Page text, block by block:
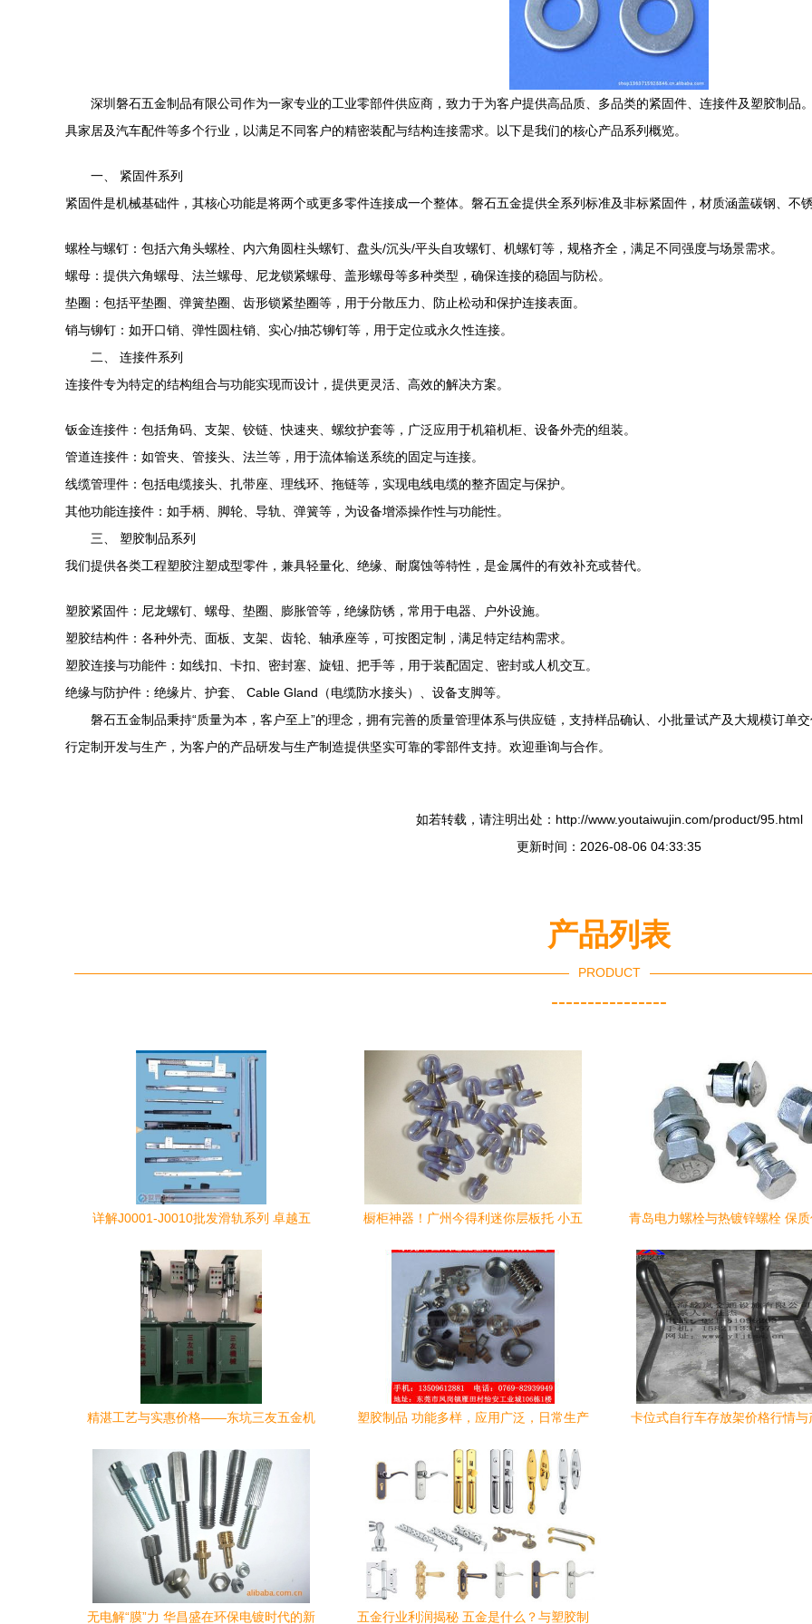
深圳磐石五金制品有限公司作为一家专业的工业零部件供应商，致力于为客户提供高品质、多品类的紧固件、连接件及塑胶制品
具家居及汽车配件等多个行业，以满足不同客户的精密装配与结构连接需求。以下是我们的核心产品系列概览。
一、 紧固件系列
紧固件是机械基础件，其核心功能是将两个或更多零件连接成一个整体。磐石五金提供全系列标准及非标紧固件，材质涵盖碳钢、不
螺栓与螺钉：包括六角头螺栓、内六角圆柱头螺钉、盘头/沉头/平头自攻螺钉、机螺钉等，规格齐全，满足不同强度与场景需求。
螺母：提供六角螺母、法兰螺母、尼龙锁紧螺母、盖形螺母等多种类型，确保连接的稳固与防松。
垫圈：包括平垫圈、弹簧垫圈、齿形锁紧垫圈等，用于分散压力、防止松动和保护连接表面。
销与铆钉：如开口销、弹性圆柱销、实心/抽芯铆钉等，用于定位或永久性连接。
二、 连接件系列
连接件专为特定的结构组合与功能实现而设计，提供更灵活、高效的解决方案。
钣金连接件：包括角码、支架、铰链、快速夹、螺纹护套等，广泛应用于机箱机柜、设备外壳的组装。
管道连接件：如管夹、管接头、法兰等，用于流体输送系统的固定与连接。
线缆管理件：包括电缆接头、扎带座、理线环、拖链等，实现电线电缆的整齐固定与保护。
其他功能连接件：如手柄、脚轮、导轨、弹簧等，为设备增添操作性与功能性。
三、 塑胶制品系列
我们提供各类工程塑胶注塑成型零件，兼具轻量化、绝缘、耐腐蚀等特性，是金属件的有效补充或替代。
塑胶紧固件：尼龙螺钉、螺母、垫圈、膨胀管等，绝缘防锈，常用于电器、户外设施。
塑胶结构件：各种外壳、面板、支架、齿轮、轴承座等，可按图定制，满足特定结构需求。
塑胶连接与功能件：如线扣、卡扣、密封塞、旋钮、把手等，用于装配固定、密封或人机交互。
绝缘与防护件：绝缘片、护套、 Cable Gland（电缆防水接头）、设备支脚等。
磐石五金制品秉持“质量为本，客户至上”的理念，拥有完善的质量管理体系与供应链，支持样品确认、小批量试产及大规模订单
行定制开发与生产，为客户的产品研发与生产制造提供坚实可靠的零部件支持。欢迎垂询与合作。
如若转载，请注明出处：http://www.youtaiwujin.com/product/95.html
更新时间：2026-08-06 04:33:35
产品列表
PRODUCT
----------------
详解J0001-J0010批发滑轨系列 卓越五
橱柜神器！广州今得利迷你层板托 小五
青岛电力螺栓与热镀锌螺栓 保
精湛工艺与实惠价格——东坑三友五金机
塑胶制品 功能多样，应用广泛，日常生产
卡位式自行车存放架价格行情与
无电解“膜”力 华昌盛在环保电镀时代的新 五金行业利润揭秘 五金是什么？与塑胶制